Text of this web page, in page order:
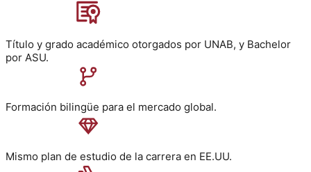
Título y grado académico otorgados por UNAB, y Bachelor
por ASU.
Formación bilingüe para el mercado global.
Mismo plan de estudio de la carrera en EE.UU.